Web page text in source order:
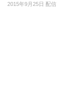
2015年9月25日 配信